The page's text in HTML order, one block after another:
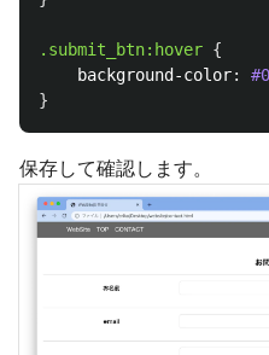
.submit_btn:hover {
background-color:
}
保存して確認します。